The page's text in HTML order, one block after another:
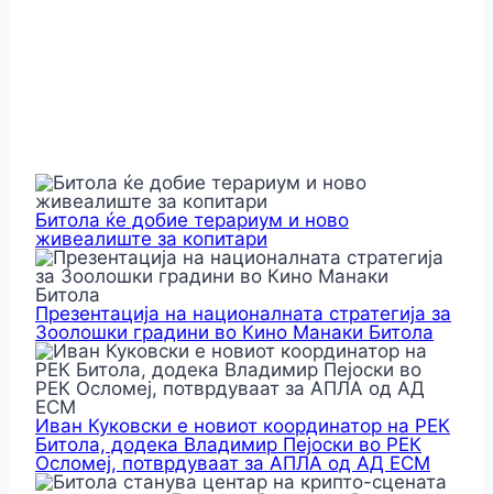
Битола ќе добие терариум и ново
живеалиште за копитари
Презентација на националната стратегија за
Зоолошки градини во Кино Манаки Битола
Иван Куковски е новиот координатор на РЕК
Битола, додека Владимир Пејоски во РЕК
Осломеј, потврдуваат за АПЛА од АД ЕСМ